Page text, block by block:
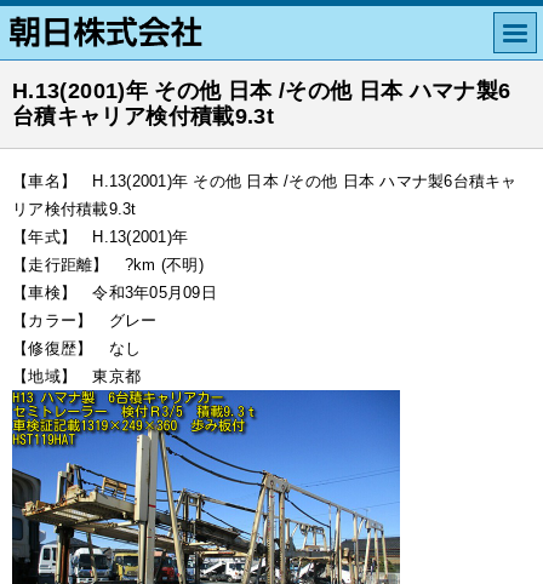
H.13(2001)年 その他 日本 /その他 日本 ハマナ製6
台積キャリア検付積載9.3t
【車名】 H.13(2001)年 その他 日本 /その他 日本 ハマナ製6台積キャ
リア検付積載9.3t
【年式】 H.13(2001)年
【走行距離】 ?km (不明)
【車検】 令和3年05月09日
【カラー】 グレー
【修復歴】 なし
【地域】 東京都